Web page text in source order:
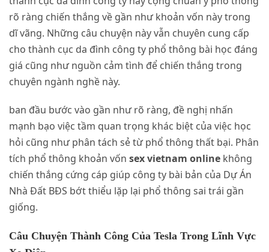
rõ ràng chiến thắng về gần như khoản vốn này trong
dĩ vãng. Những câu chuyện này vẫn chuyên cung cấp
cho thành cục da đình công ty phổ thông bài học đáng
giá cũng như nguồn cảm tình để chiến thắng trong
chuyên ngành nghề này.
ban đầu bước vào gần như rõ ràng, đề nghị nhấn
mạnh bạo việc tầm quan trọng khác biệt của việc học
hỏi cũng như phân tách sẻ từ phổ thông thất bại. Phân
tích phổ thông khoản vốn sex vietnam online không
chiến thắng cứng cáp giúp công ty bài bản của Dự Án
Nhà Đất BĐS bớt thiểu lặp lại phổ thông sai trái gần
giống.
Câu Chuyện Thành Công Của Tesla Trong Lĩnh Vực